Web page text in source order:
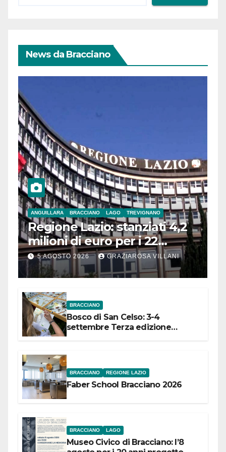
News da Bracciano
ANGUILLARA BRACCIANO LAGO TREVIGNANO
Regione Lazio: stanziati 4,2
milioni di euro per i 22
Comuni dell’Etruria
Meridionale
5 AGOSTO 2026 GRAZIAROSA VILLANI
BRACCIANO
Bosco di San Celso: 3-4
settembre Terza edizione
BRACCIANO REGIONE LAZIO
Faber School Bracciano 2026
BRACCIANO LAGO
Museo Civico di Bracciano: l’8